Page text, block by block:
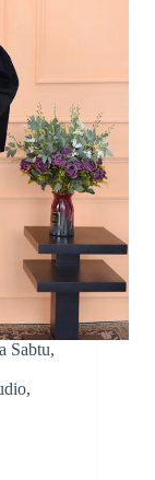
Sabtu,